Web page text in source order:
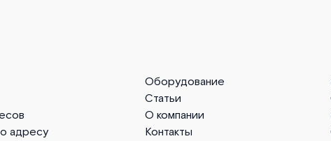
адресу
Оборудование
Статьи
О компании
Контакты